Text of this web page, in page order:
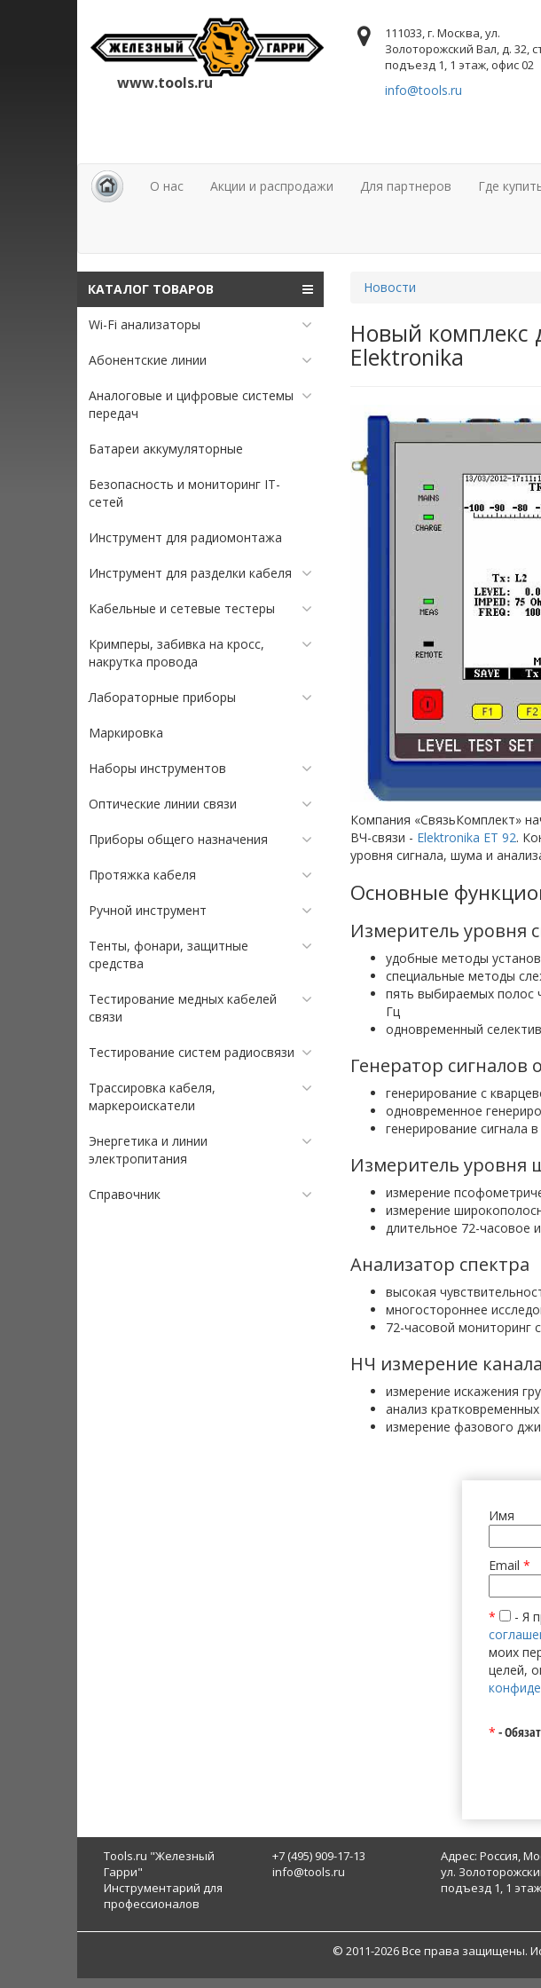
www.tools.ru
111033, г. Москва, ул.
Золоторожский Вал, д. 32,
подъезд 1, 1 этаж, офис 02
info@tools.ru
О нас Акции и распродажи Для партнеров Где
КАТАЛОГ ТОВАРОВ
Wi-Fi анализаторы
Абонентские линии
Аналоговые и цифровые системы
передач
Батареи аккумуляторные
Безопасность и мониторинг IT-
сетей
Инструмент для радиомонтажа
Инструмент для разделки кабеля
Кабельные и сетевые тестеры
Кримперы, забивка на кросс,
накрутка провода
Лабораторные приборы
Маркировка
Наборы инструментов
Оптические линии связи
Приборы общего назначения
Протяжка кабеля
Ручной инструмент
Тенты, фонари, защитные
средства
Тестирование медных кабелей
связи
Тестирование систем радиосвязи
Трассировка кабеля,
маркероискатели
Энергетика и линии
электропитания
Справочник
Новости
Новый комплекс
Elektronika
Компания «СвязьКомплект»
ВЧ-связи - Elektronika ET 92.
уровня сигнала, шума и
Основные
Измеритель уровня
удобные методы
специальные методы
пять выбираемых полос
Гц
одновременный
Генератор сигналов
генерирование с
одновременное
генерирование сигнала
Измеритель уровня
измерение
измерение
длительное 72-часовое
Анализатор спектра
высокая
многостороннее
72-часовой мониторинг
НЧ измерение канала
измерение искажения
анализ
измерение фазового
Имя
Email *
* - Я
моих
целей,
* -
Tools.ru "Железный
Гарри"
Инструментарий для
профессионалов
+7 (495) 909-17-13
info@tools.ru
Адрес: Россия,
ул.
подъезд 1, 1
© 2011-2026 Все права защищены.